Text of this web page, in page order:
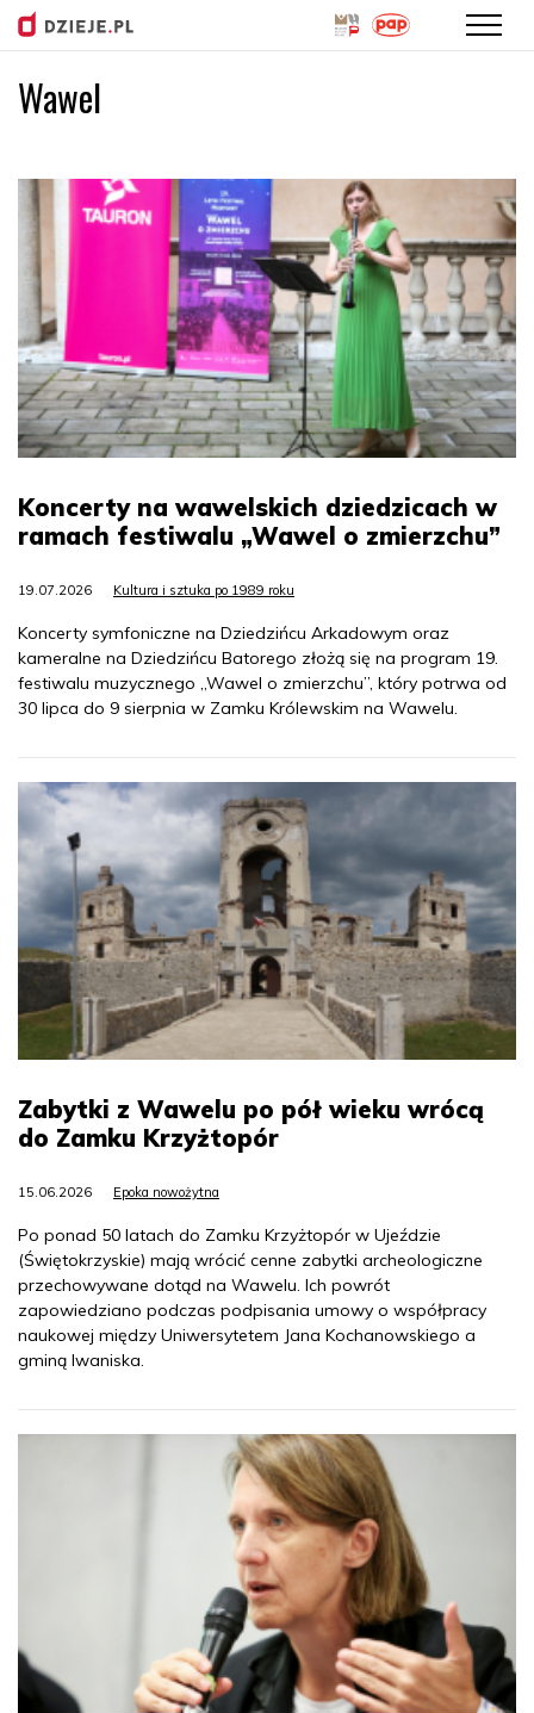
Wawel
Koncerty na wawelskich dziedzicach w
ramach festiwalu „Wawel o zmierzchu”
19.07.2026 Kultura i sztuka po 1989 roku
Koncerty symfoniczne na Dziedzińcu Arkadowym oraz
kameralne na Dziedzińcu Batorego złożą się na program 19.
festiwalu muzycznego „Wawel o zmierzchu”, który potrwa od
30 lipca do 9 sierpnia w Zamku Królewskim na Wawelu.
Zabytki z Wawelu po pół wieku wrócą
do Zamku Krzyżtopór
15.06.2026 Epoka nowożytna
Po ponad 50 latach do Zamku Krzyżtopór w Ujeździe
(Świętokrzyskie) mają wrócić cenne zabytki archeologiczne
przechowywane dotąd na Wawelu. Ich powrót
zapowiedziano podczas podpisania umowy o współpracy
naukowej między Uniwersytetem Jana Kochanowskiego a
gminą Iwaniska.